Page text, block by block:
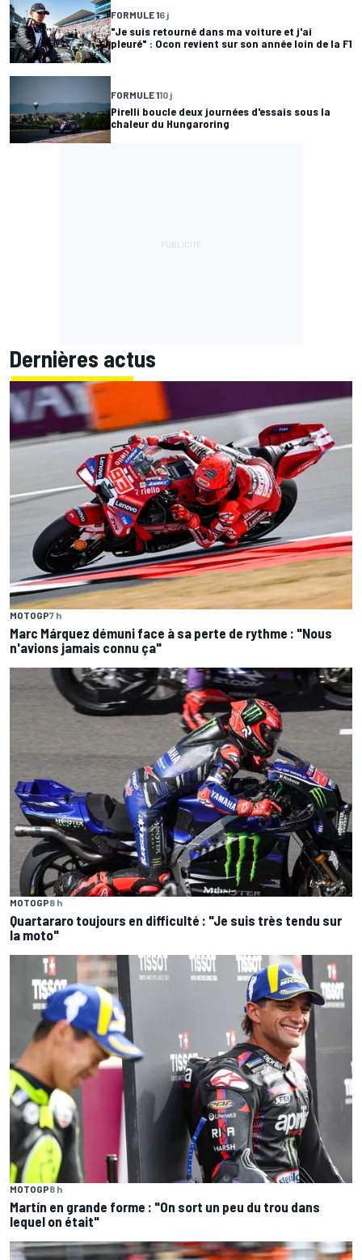
FORMULE 16 j
"Je suis retourné dans ma voiture et j'ai
pleuré" : Ocon revient sur son année loin de la F1
FORMULE 110 j
Pirelli boucle deux journées d'essais sous la
chaleur du Hungaroring
Dernières actus
MOTOGP7 h
Marc Márquez démuni face à sa perte de rythme : "Nous
n'avions jamais connu ça"
MOTOGP8 h
Quartararo toujours en difficulté : "Je suis très tendu sur
la moto"
MOTOGP8 h
Martín en grande forme : "On sort un peu du trou dans
lequel on était"